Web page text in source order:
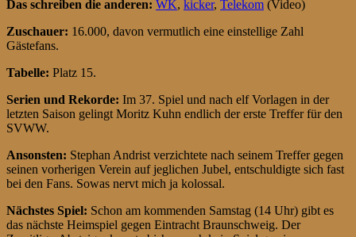
Das schreiben die anderen: WK, kicker, Telekom (Video)
Zuschauer: 16.000, davon vermutlich eine einstellige Zahl
Gästefans.
Tabelle: Platz 15.
Serien und Rekorde: Im 37. Spiel und nach elf Vorlagen in der
letzten Saison gelingt Moritz Kuhn endlich der erste Treffer für den
SVWW.
Ansonsten: Stephan Andrist verzichtete nach seinem Treffer gegen
seinen vorherigen Verein auf jeglichen Jubel, entschuldigte sich fast
bei den Fans. Sowas nervt mich ja kolossal.
Nächstes Spiel: Schon am kommenden Samstag (14 Uhr) gibt es
das nächste Heimspiel gegen Eintracht Braunschweig. Der